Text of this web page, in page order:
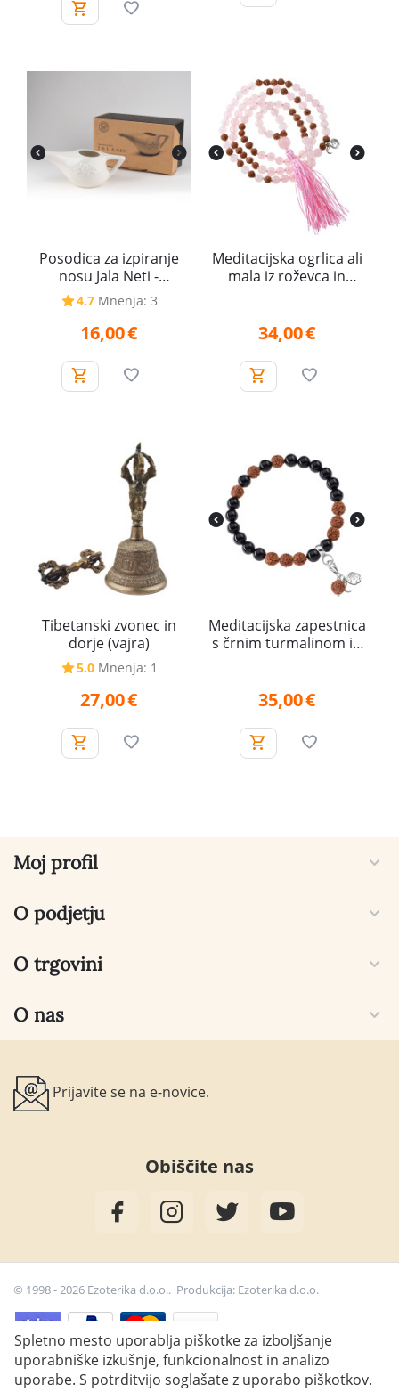
41,00 €
Posodica za izpiranje
nosu Jala Neti -
keramična
4.7 Mnenja: 3
16,00€
Meditacijska ogrlica ali
mala iz roževca in
34,00€
Tibetanski zvonec in
dorje (vajra)
5.0 Mnenja: 1
27,00€
Meditacijska zapestnica
s črnim turmalinom in
35,00€
Moj profil
O podjetju
O trgovini
O nas
Prijavite se na e-novice.
Obiščite nas
© 1998 - 2026 Ezoterika d.o.o.. Produkcija: Ezoterika d.o.o.
Spletno mesto uporablja piškotke za izboljšanje
uporabniške izkušnje, funkcionalnost in analizo
uporabe. S potrditvijo soglašate z uporabo piškotkov.